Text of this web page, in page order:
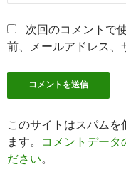
次回のコメントで
前、メールアドレス、
このサイトはスパムを
ます。
コメントデータ
ださい。